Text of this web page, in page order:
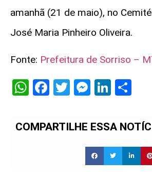
amanhã (21 de maio), no
José Maria Pinheiro Oliveira.
Fonte: Prefeitura de Sorriso –
WhatsApp
Facebook
Twitter
COMPARTILHE ESSA